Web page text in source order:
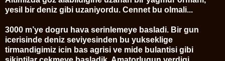
yesil bir deniz gibi uzaniyordu. Cennet bu olmali...
3000 m’ye dogru hava serinlemeye basladi. Bir gun
icerisinde deniz seviyesinden bu yukseklige
tirmandigimiz icin bas agrisi ve mide bulantisi gibi